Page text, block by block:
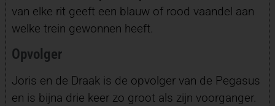
van elke rit geeft een blauw of rood vaandel aan
welke trein gewonnen heeft.
Opvolger
Joris en de Draak is de opvolger van de Pegasus
en is bijna drie keer zo groot als zijn voorganger.